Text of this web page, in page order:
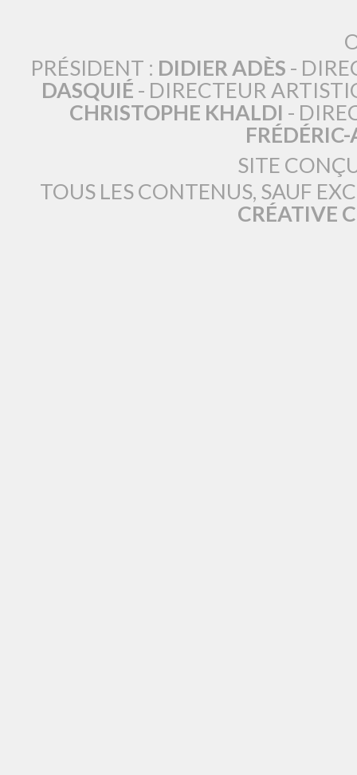
PRÉSIDENT : DIDIER ADÈS -
DASQUIÉ - DIRECTEUR
CHRISTOPHE KHALDI -
SITE
TOUS LES CONTENUS, SAUF
CRÉATIVE